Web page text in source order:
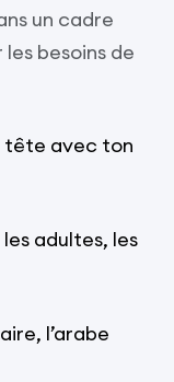
un cadre
besoins de
tête avec ton
adultes, les
l’arabe